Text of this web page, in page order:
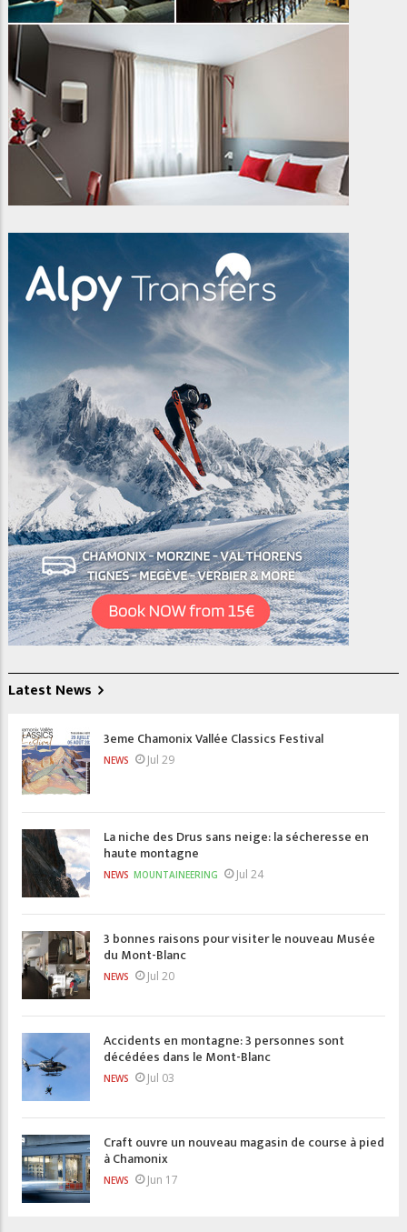
Latest News
3eme Chamonix Vallée Classics Festival
NEWS Jul 29
La niche des Drus sans neige: la sécheresse en
haute montagne
NEWS MOUNTAINEERING Jul 24
3 bonnes raisons pour visiter le nouveau Musée
du Mont-Blanc
NEWS Jul 20
Accidents en montagne: 3 personnes sont
décédées dans le Mont-Blanc
NEWS Jul 03
Craft ouvre un nouveau magasin de course à pied
à Chamonix
NEWS Jun 17